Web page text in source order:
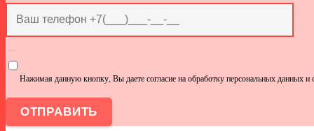
Нажимая данную кнопку, Вы даете согласие на обработку персональных данных и